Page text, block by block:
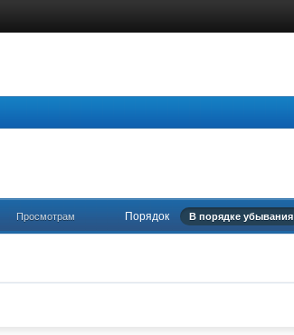
Просмотрам Порядок В порядке убывания